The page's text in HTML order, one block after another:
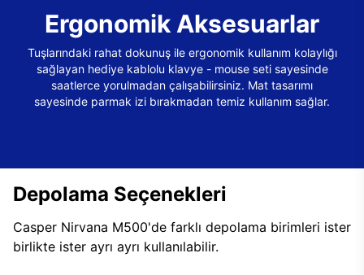
Ergonomik Aksesuarlar
Tuşlarındaki rahat dokunuş ile ergonomik kullanım kolaylığı
sağlayan hediye kablolu klavye - mouse seti sayesinde
saatlerce yorulmadan çalışabilirsiniz. Mat tasarımı
sayesinde parmak izi bırakmadan temiz kullanım sağlar.
Depolama Seçenekleri
Casper Nirvana M500'de farklı depolama birimleri ister
birlikte ister ayrı ayrı kullanılabilir.